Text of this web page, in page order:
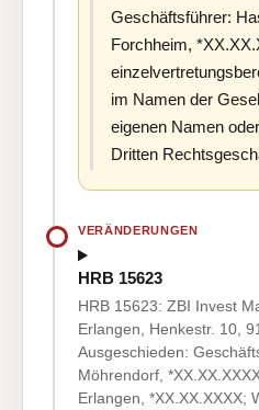
Geschäftsführer:
Forchheim,
im Namen der
eigenen Namen
Dritten
VERÄNDERUNGEN
HRB 15623
HRB 15623: ZBI Invest
Erlangen, Henkestr. 10,
Ausgeschieden:
Möhrendorf,
Erlangen, *XX.XX.XXXX;